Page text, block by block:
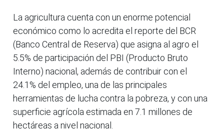
La agricultura cuenta con un enorme potencial
económico como lo acredita el reporte del BCR
(Banco Central de Reserva) que asigna al agro el
5.5% de participación del PBI (Producto Bruto
Interno) nacional, además de contribuir con el
24.1% del empleo, una de las principales
herramientas de lucha contra la pobreza, y con una
superficie agrícola estimada en 7.1 millones de
hectáreas a nivel nacional.